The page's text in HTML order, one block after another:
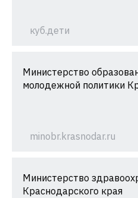
куб.дети
Министерство
молодежной политики
minobr.krasnodar.ru
Министерство
Краснодарского края